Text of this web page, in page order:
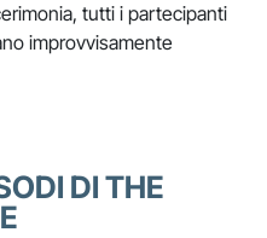
tutti i partecipanti
improvvisamente
DI THE